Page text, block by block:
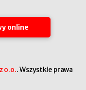
online
o.o.. Wszystkie prawa